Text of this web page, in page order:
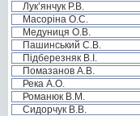
Лук’янчук Р.В.
Масоріна О.С.
Медуниця О.В.
Пашинський С.В.
Підберезняк В.І.
Помазанов А.В.
Река А.О.
Романюк В.М.
Сидорчук В.В.